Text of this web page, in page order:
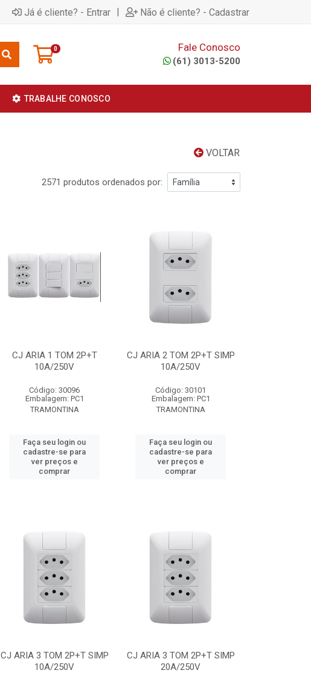
Já é cliente? - Entrar | Não é cliente? - Cadastrar
0 Fale Conosco
(61) 3013-5200
TRABALHE CONOSCO
VOLTAR
2571 produtos ordenados por:
CJ ARIA 1 TOM 2P+T
10A/250V
Código: 30096
Embalagem: PC1
TRAMONTINA
Faça seu login ou
cadastre-se para
ver preços e
comprar
CJ ARIA 2 TOM 2P+T SIMP
10A/250V
Código: 30101
Embalagem: PC1
TRAMONTINA
Faça seu login ou
cadastre-se para
ver preços e
comprar
CJ ARIA 3 TOM 2P+T SIMP
10A/250V
CJ ARIA 3 TOM 2P+T SIMP
20A/250V